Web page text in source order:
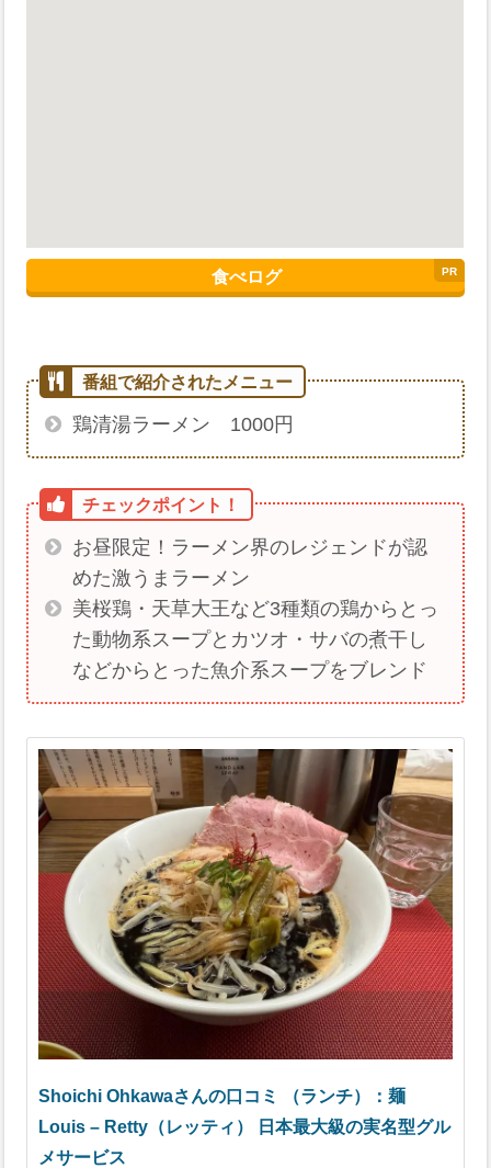
食べログ
鶏清湯ラーメン 1000円
お昼限定！ラーメン界のレジェンドが認
めた激うまラーメン
美桜鶏・天草大王など3種類の鶏からとっ
た動物系スープとカツオ・サバの煮干し
などからとった魚介系スープをブレンド
Shoichi Ohkawaさんの口コミ （ランチ）：麺
Louis – Retty（レッティ） 日本最大級の実名型グル
メサービス